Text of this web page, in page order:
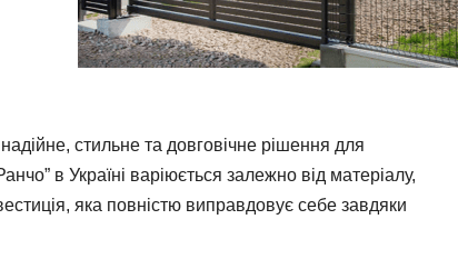
стильне та довговічне рішення для
в Україні варіюється залежно від матеріалу,
яка повністю виправдовує себе завдяки